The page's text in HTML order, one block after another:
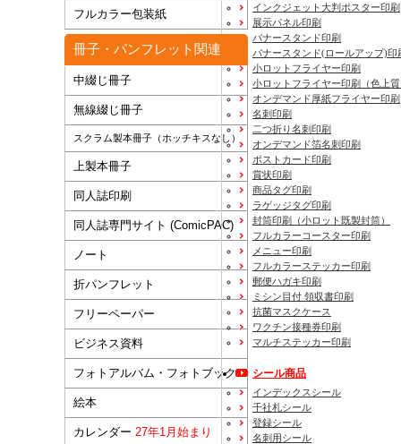
フルカラー包装紙
冊子・パンフレット関連
中綴じ冊子
無線綴じ冊子
スクラム製本冊子（ホッチキスなし）
上製本冊子
同人誌印刷
同人誌専門サイト (ComicPAC)
ノート
折パンフレット
フリーペーパー
ビジネス資料
フォトアルバム・フォトブック
絵本
カレンダー 27年1月始まり
インクジェット大判ポスター印刷
展示パネル印刷
バナースタンド印刷
バナースタンド(ロールアップ)印
小ロットフライヤー印刷
小ロットフライヤー印刷（色上
オンデマンド厚紙フライヤー印刷
名刺印刷
二つ折り名刺印刷
オンデマンド箔名刺印刷
ポストカード印刷
賞状印刷
商品タグ印刷
ラゲッジタグ印刷
封筒印刷
（小ロット既製封筒）
フルカラーコースター印刷
メニュー印刷
フルカラーステッカー印刷
郵便ハガキ印刷
ミシン目付 領収書印刷
抗菌マスクケース
ワクチン接種券印刷
マルチステッカー印刷
シール商品
インデックスシール
千社札シール
登録シール
名刺用シール